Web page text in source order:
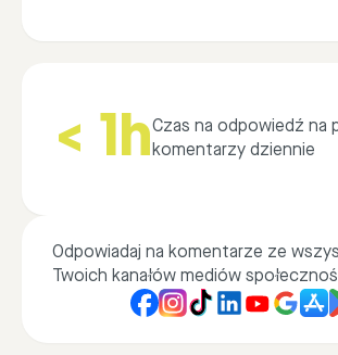
< 1hCzas na odpowiedź na
komentarzy dziennie
Odpowiadaj na komentarze ze
Twoich kanałów mediów